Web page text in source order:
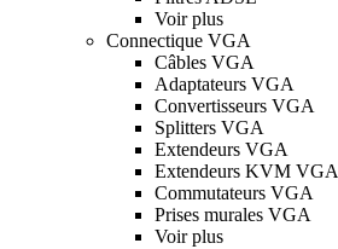
Voir plus
Connectique VGA
Câbles VGA
Adaptateurs VGA
Convertisseurs VGA
Splitters VGA
Extendeurs VGA
Extendeurs KVM VGA
Commutateurs VGA
Prises murales VGA
Voir plus